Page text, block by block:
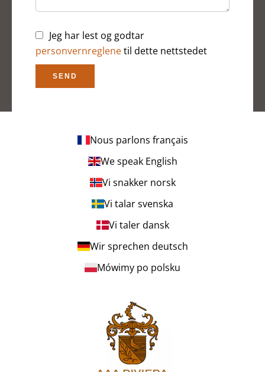
Jeg har lest og godtar
personvernreglenetil dette nettstedet
SEND
Nous parlons français
We speak English
Vi snakker norsk
Vi talar svenska
Vi taler dansk
Wir sprechen deutsch
Mówimy po polsku